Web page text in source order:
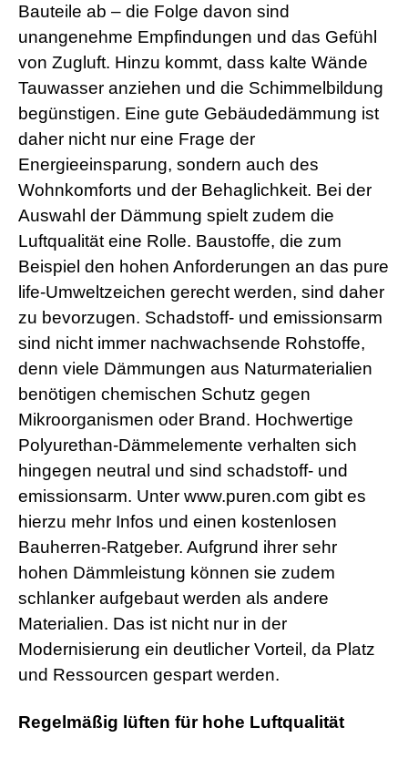
Bauteile ab – die Folge davon sind
unangenehme Empfindungen und das Gefühl
von Zugluft. Hinzu kommt, dass kalte Wände
Tauwasser anziehen und die Schimmelbildung
begünstigen. Eine gute Gebäudedämmung ist
daher nicht nur eine Frage der
Energieeinsparung, sondern auch des
Wohnkomforts und der Behaglichkeit. Bei der
Auswahl der Dämmung spielt zudem die
Luftqualität eine Rolle. Baustoffe, die zum
Beispiel den hohen Anforderungen an das pure
life-Umweltzeichen gerecht werden, sind daher
zu bevorzugen. Schadstoff- und emissionsarm
sind nicht immer nachwachsende Rohstoffe,
denn viele Dämmungen aus Naturmaterialien
benötigen chemischen Schutz gegen
Mikroorganismen oder Brand. Hochwertige
Polyurethan-Dämmelemente verhalten sich
hingegen neutral und sind schadstoff- und
emissionsarm. Unter www.puren.com gibt es
hierzu mehr Infos und einen kostenlosen
Bauherren-Ratgeber. Aufgrund ihrer sehr
hohen Dämmleistung können sie zudem
schlanker aufgebaut werden als andere
Materialien. Das ist nicht nur in der
Modernisierung ein deutlicher Vorteil, da Platz
und Ressourcen gespart werden.
Regelmäßig lüften für hohe Luftqualität